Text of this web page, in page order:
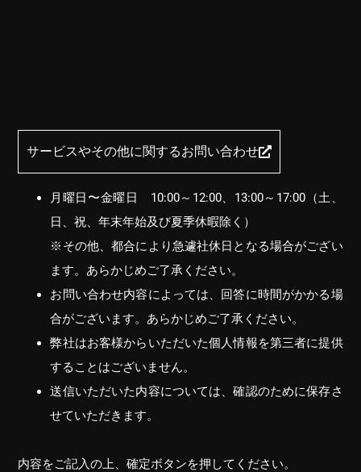
サービスやその他に関するお問い合わせ
月曜日〜金曜日 10:00～12:00、13:00～17:00（土、
日、祝、年末年始及び夏季休暇除く）
※その他、都合により急遽社休日となる場合がござい
ます。あらかじめご了承ください。
お問い合わせ内容によっては、回答に時間がかかる場
合がございます。あらかじめご了承ください。
弊社はお客様からいただいた個人情報を第三者に提供
することはございません。
送信いただいた内容については、確認のために保存さ
せていただきます。
内容をご記入の上、確定ボタンを押してください。